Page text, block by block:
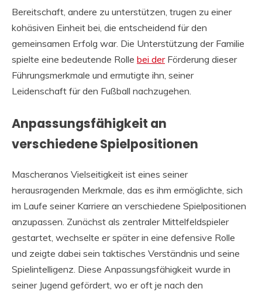
Bereitschaft, andere zu unterstützen, trugen zu einer
kohäsiven Einheit bei, die entscheidend für den
gemeinsamen Erfolg war. Die Unterstützung der Familie
spielte eine bedeutende Rolle bei derFörderung dieser
Führungsmerkmale und ermutigte ihn, seiner
Leidenschaft für den Fußball nachzugehen.
Anpassungsfähigkeit an
verschiedene Spielpositionen
Mascheranos Vielseitigkeit ist eines seiner
herausragenden Merkmale, das es ihm ermöglichte, sich
im Laufe seiner Karriere an verschiedene Spielpositionen
anzupassen. Zunächst als zentraler Mittelfeldspieler
gestartet, wechselte er später in eine defensive Rolle
und zeigte dabei sein taktisches Verständnis und seine
Spielintelligenz. Diese Anpassungsfähigkeit wurde in
seiner Jugend gefördert, wo er oft je nach den